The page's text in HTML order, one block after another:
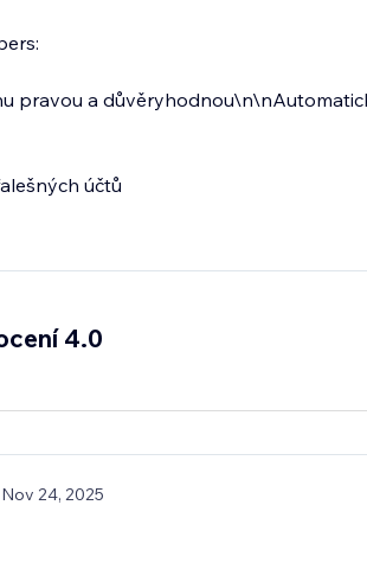
pravou a
účtů
4.0
24, 2025